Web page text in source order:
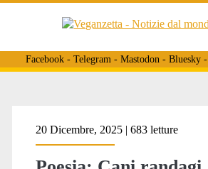
Facebook- Telegram- Mastodon- Bluesky-
Tag:
20 Dicembre, 2025 | 683 letture